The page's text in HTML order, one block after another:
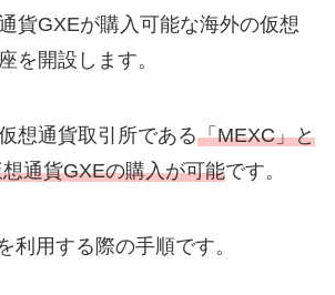
貨GXEが購入可能な海外の仮想
を開設します。
想通貨取引所である「MEXC」と
通貨GXEの購入が可能です。
利用する際の手順です。